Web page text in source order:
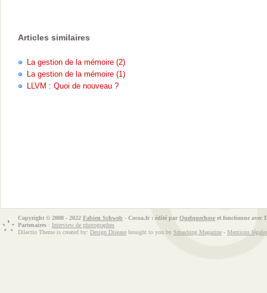
Articles similaires
La gestion de la mémoire (2)
La gestion de la mémoire (1)
LLVM : Quoi de nouveau ?
Copyright © 2008 - 2022 Fabien Schwob - Cocoa.fr : édité par Quelquechose et fonctionne avec
Partenaires : Interview de photographes
Dilectio Theme is created by: Design Disease brought to you by Smashing Magazine - Mentions légales